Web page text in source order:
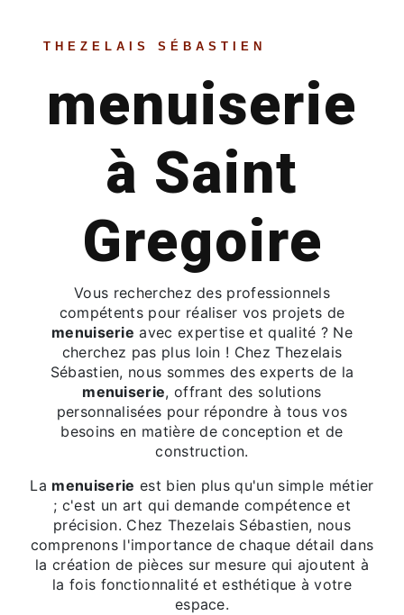
THEZELAIS SÉBASTIEN
menuiserie
à Saint
Gregoire
Vous recherchez des professionnels
compétents pour réaliser vos projets de
menuiserie avec expertise et qualité ? Ne
cherchez pas plus loin ! Chez Thezelais
Sébastien, nous sommes des experts de la
menuiserie, offrant des solutions
personnalisées pour répondre à tous vos
besoins en matière de conception et de
construction.
La menuiserie est bien plus qu'un simple métier
; c'est un art qui demande compétence et
précision. Chez Thezelais Sébastien, nous
comprenons l'importance de chaque détail dans
la création de pièces sur mesure qui ajoutent à
la fois fonctionnalité et esthétique à votre
espace.